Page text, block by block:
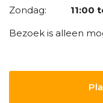
Zondag: 11:00
Bezoek is alleen